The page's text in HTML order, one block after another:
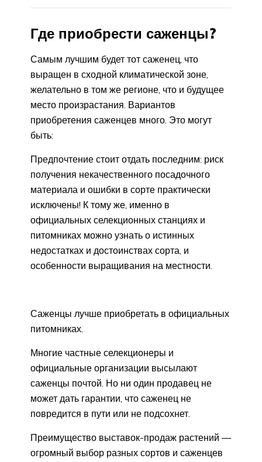
Где приобрести саженцы?
Самым лучшим будет тот саженец, что
выращен в сходной климатической зоне,
желательно в том же регионе, что и будущее
место произрастания. Вариантов
приобретения саженцев много. Это могут
быть:
Предпочтение стоит отдать последним: риск
получения некачественного посадочного
материала и ошибки в сорте практически
исключены! К тому же, именно в
официальных селекционных станциях и
питомниках можно узнать о истинных
недостатках и достоинствах сорта, и
особенности выращивания на местности.
Саженцы лучше приобретать в официальных
питомниках.
Многие частные селекционеры и
официальные организации высылают
саженцы почтой. Но ни один продавец не
может дать гарантии, что саженец не
повредится в пути или не подсохнет.
Преимущество выставок-продаж растений —
огромный выбор разных сортов и саженцев